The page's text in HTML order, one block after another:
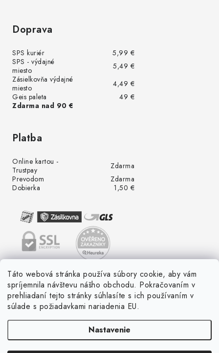
Táto webová stránka používa súbory cookie, aby vám
spríjemnila návštevu nášho obchodu. Pokračovaním v
prehliadaní tejto stránky súhlasíte s ich používaním v
súlade s požiadavkami nariadenia EU.
Nastavenie
Doprava
SPS kuriér
5,99 €
SPS - výdajné
miesto
5,49 €
Zásielkovňa výdajné
miesto
4,49 €
Geis paleta
49 €
Zdarma nad 90 €
Platba
Online kartou -
Trustpay
Zdarma
Prevodom
Zdarma
Dobierka
1,50 €